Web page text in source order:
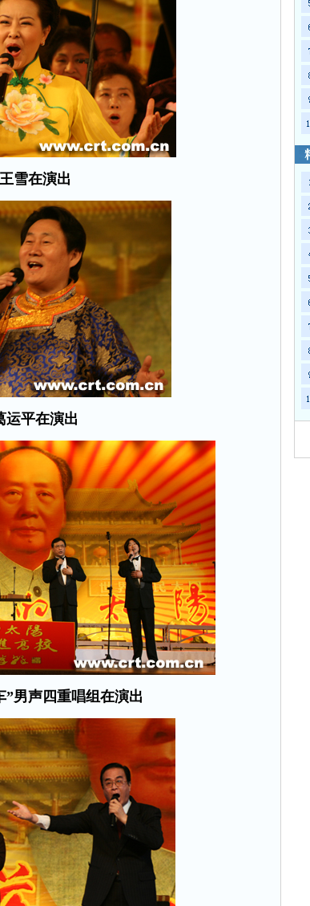
雪在演出
运平在演出
”男声四重唱组在演出